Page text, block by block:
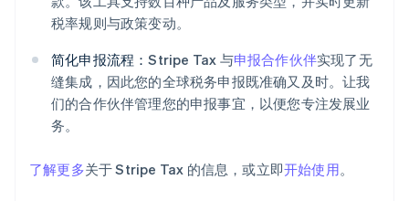
税率规则与政策变动。
简化申报流程：Stripe Tax 与申报合作伙伴实现了无
缝集成，因此您的全球税务申报既准确又及时。让我
们的合作伙伴管理您的申报事宜，以便您专注发展业
务。
了解更多关于 Stripe Tax 的信息，或立即开始使用。
阿联酋
English
English
爱沙尼亚
English
奥地利
Deutsch
English